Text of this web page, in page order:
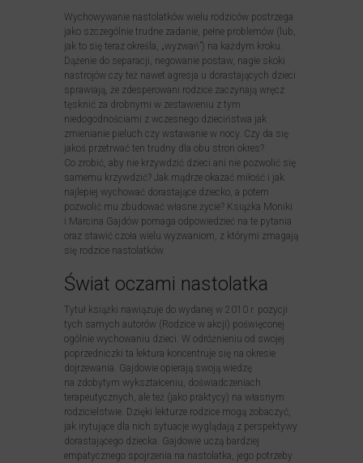
Wychowywanie nastolatków wielu rodziców postrzega
jako szczególnie trudne zadanie, pełne problemów (lub,
jak to się teraz określa, „wyzwań”) na każdym kroku.
Dążenie do separacji, negowanie postaw, nagłe skoki
nastrojów czy też nawet agresja u dorastających dzieci
sprawiają, że zdesperowani rodzice zaczynają wręcz
tęsknić za drobnymi w zestawieniu z tym
niedogodnościami z wczesnego dzieciństwa jak
zmienianie pieluch czy wstawanie w nocy. Czy da się
jakoś przetrwać ten trudny dla obu stron okres?
Co zrobić, aby nie krzywdzić dzieci ani nie pozwolić się
samemu krzywdzić? Jak mądrze okazać miłość i jak
najlepiej wychować dorastające dziecko, a potem
pozwolić mu zbudować własne życie? Książka Moniki
i Marcina Gajdów pomaga odpowiedzieć na te pytania
oraz stawić czoła wielu wyzwaniom, z którymi zmagają
się rodzice nastolatków.
Świat oczami nastolatka
Tytuł książki nawiązuje do wydanej w 2010 r. pozycji
tych samych autorów (Rodzice w akcji) poświęconej
ogólnie wychowaniu dzieci. W odróżnieniu od swojej
poprzedniczki ta lektura koncentruje się na okresie
dojrzewania. Gajdowie opierają swoją wiedzę
na zdobytym wykształceniu, doświadczeniach
terapeutycznych, ale też (jako praktycy) na własnym
rodzicielstwie. Dzięki lekturze rodzice mogą zobaczyć,
jak irytujące dla nich sytuacje wyglądają z perspektywy
dorastającego dziecka. Gajdowie uczą bardziej
empatycznego spojrzenia na nastolatka, jego potrzeby